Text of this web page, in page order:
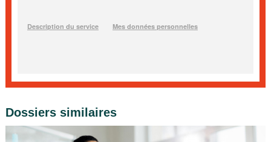
Dossiers similaires